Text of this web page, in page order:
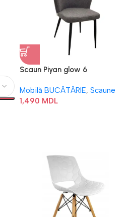
Scaun Piyan glow 6
Mobilă BUCĂTĂRIE, Scaune
1,490 MDL